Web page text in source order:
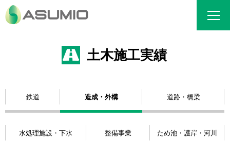
土木施工実績
鉄道 造成・外構 道路・橋梁
水処理施設・下水 整備事業 ため池・護岸・河川